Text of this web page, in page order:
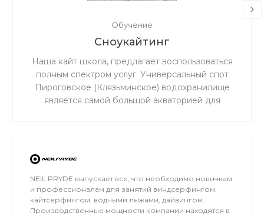
Обучение
Сноукайтинг
Наша кайт школа, предлагает воспользоваться
полным спектром услуг. Универсальный спот
Пироговское (Клязьминское) водохранилище
является самой большой акваторией для
льду мокро или нет снега, мы занимаемся на
NEIL PRYDE выпускает все, что необходимо новичкам
и профессионалам для занятий виндсерфингом,
кайтсерфингом, водными лыжами, дайвингом.
Производственные мощности компании находятся в